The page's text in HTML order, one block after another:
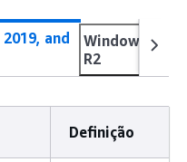
and
Windows
R2
Definição